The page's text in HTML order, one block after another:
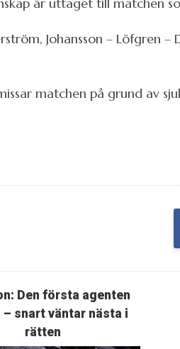
är uttaget till matchen
Johansson – Löfgren –
matchen på grund av
Den första agenten
– snart väntar nästa i
rätten